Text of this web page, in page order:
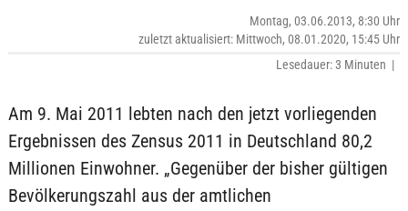
Montag, 03.06.2013, 8:30 Uhr
zuletzt aktualisiert: Mittwoch, 08.01.2020, 15:45 Uhr
Lesedauer: 3 Minuten |
Am 9. Mai 2011 lebten nach den jetzt vorliegenden
Ergebnissen des Zensus 2011 in Deutschland 80,2
Millionen Einwohner. „Gegenüber der bisher gültigen
Bevölkerungszahl aus der amtlichen